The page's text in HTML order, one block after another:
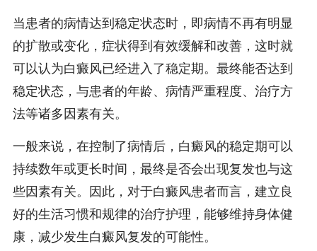
当患者的病情达到稳定状态时，即病情不再有明显
的扩散或变化，症状得到有效缓解和改善，这时就
可以认为白癜风已经进入了稳定期。最终能否达到
稳定状态，与患者的年龄、病情严重程度、治疗方
法等诸多因素有关。
一般来说，在控制了病情后，白癜风的稳定期可以
持续数年或更长时间，最终是否会出现复发也与这
些因素有关。因此，对于白癜风患者而言，建立良
好的生活习惯和规律的治疗护理，能够维持身体健
康，减少发生白癜风复发的可能性。